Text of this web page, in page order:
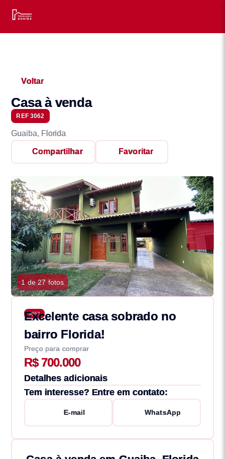
Voltar
Casa à venda
REF 3062
Guaiba, Florida
Compartilhar Favoritar
1 de 27 fotos
3062
Excelente casa sobrado no
bairro Florida!
Preço para comprar
R$ 700.000
Detalhes adicionais
Tem interesse? Entre em contato:
E-mail WhatsApp